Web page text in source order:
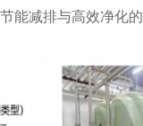
能减排与高效净化